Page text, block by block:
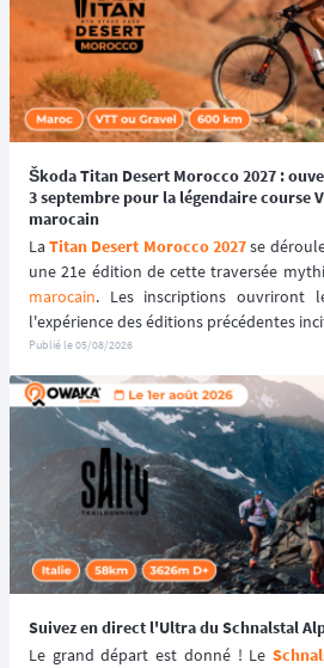
Škoda Titan Desert Morocco 2027 :
3 septembre pour la légendaire course
marocain
La Titan Desert Morocco 2027 se
une 21e édition de cette traversée
marocain. Les inscriptions ouvriront
l'expérience des éditions précédentes
le tarif early bird, réservé aux 100
quelques heures les années passées.
Publié le05/08/2026
Suivez en direct l'Ultra du Schnalstal
Le grand départ est donné ! Le